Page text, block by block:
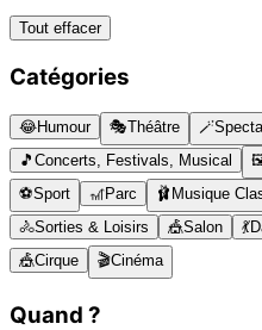
Tout effacer
Catégories
😂Humour 🎭Théâtre 🪄
🎵 Concerts, Festivals, Musical
⚽Sport 🎢Parc 🩰 Musique
🚴Sorties & Loisirs 🎪Salon 💃
🎪Cirque 🎬Cinéma
Quand ?